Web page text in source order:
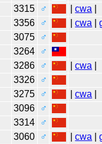
3315 ♂ |cwa
3356 ♂ |cwa |
3075
♂
3264
♂
3286 ♂ |cwa
3326
♂
3275 ♂ |cwa
3096
♂
3314
♂
3060 ♂ |cwa |